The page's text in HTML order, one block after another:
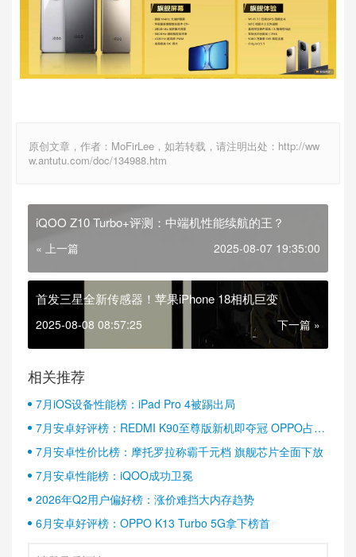
原创文章，作者：MoFirLee，如若转载，请注明出处：http://ww
w.antutu.com/doc/134988.htm
iQOO Z10 Turbo+评测：中端机性能续航的王？
« 上一篇 2025-08-07 19:35:00
首发三星全新传感器！苹果iPhone 18相机巨变
2025-08-08 08:57:25 下一篇 »
相关推荐
7月iOS设备性能榜：iPad Pro 4被踢出局
7月安卓好评榜：REDMI K90至尊版新机即夺冠 OPPO占据
半壁江山
7月安卓性价比榜：摩托罗拉称霸千元档 旗舰芯片全面下放
7月安卓性能榜：iQOO成功卫冕
2026年Q2用户偏好榜：涨价难挡大内存趋势
6月安卓好评榜：OPPO K13 Turbo 5G拿下榜首